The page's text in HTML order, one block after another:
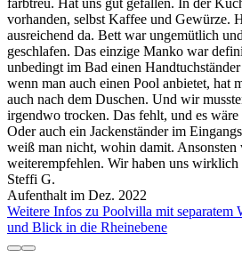
farbtreu. Hat uns gut gefallen. In der
vorhanden, selbst Kaffee und Gewürze.
ausreichend da. Bett war ungemütlich
geschlafen. Das einzige Manko war
unbedingt im Bad einen
wenn man auch einen Pool anbietet, hat
auch nach dem Duschen. Und wir
irgendwo trocken. Das fehlt, und es
Oder auch ein Jackenständer im
weiß man nicht, wohin damit. Ansonsten
weiterempfehlen. Wir haben uns
Steffi G.
Aufenthalt im Dez. 2022
Weitere Infos zu Poolvilla mit separatem
und Blick in die Rheinebene